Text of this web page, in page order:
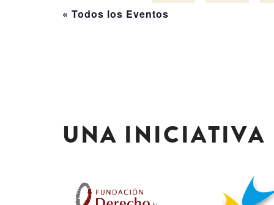
« Todos los Eventos
UNA INICIATIVA